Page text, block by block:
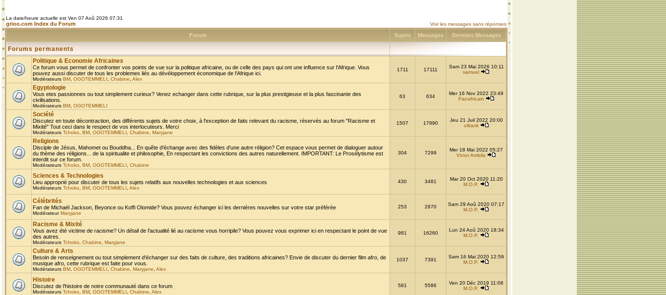
La date/heure actuelle est Ven 07 Aoû 2026 07:31
grioo.com Index du Forum Voir les messages sans réponses
Forum Sujets Messages Derniers Messages
Forums permanents
Politique & Economie Africaines
Ce forum vous permet de confronter vos points de vue sur la politique africaine, ou de celle des pays qui ont une influence sur l'Afrique. Vous
pouvez aussi discuter de tous les problemes liés au dévéloppement économique de l'Afrique ici.
Modérateurs BM OGOTEMMELI Chabine Alex
1711 17111
Sam 23 Mai 2026 10:11
samuel
Egyptologie
Vous etes passionnes ou tout simplement curieux? Venez echanger dans cette rubrique, sur la plus prestigieuse et la plus fascinante des
civilisations.
Modérateurs BM OGOTEMMELI
63 634
Mer 16 Nov 2022 23:49
Panafricain
Société
Discutez en toute décontraction, des différents sujets de votre choix, à l'exception de faits relevant du racisme, réservés au forum "Racisme et
Mixité" Tout ceci dans le respect de vos interlocuteurs. Merci
Modérateurs Tchoko BM OGOTEMMELI Chabine Maryjane
1507 17990
Jeu 21 Juil 2022 20:00
olitank
Religions
Disciple de Jésus, Mahomet ou Bouddha... En quête d'échange avec des fidèles d'une autre réligion? Cet espace vous permet de dialoguer autour
du thème des réligions... de la spiritualite et philosophie, En respectant les convictions des autres naturellement. IMPORTANT: Le Prosélytisme est
interdit sur ce forum.
Modérateurs Tchoko BM OGOTEMMELI Chabine
304 7299
Mer 18 Mai 2022 05:27
Victor Ambila
Sciences & Technologies
Lieu approprié pour discuter de tous les sujets relatifs aux nouvelles technologies et aux sciences
Modérateurs Tchoko BM OGOTEMMELI Alex
430 3481
Mar 20 Oct 2020 11:20
M.O.P.
Célébrités
Fan de Michaël Jackson, Beyonce ou Koffi Olomide? Vous pouvez échanger ici les dernières nouvelles sur votre star préférée
ModérateurMaryjane
253 2870
Sam 29 Aoû 2020 07:17
M.O.P.
Racisme & Mixité
Vous avez été victime de racisme? Un détail de l'actualité lié au racisme vous horripile? Vous pouvez vous exprimer ici en respectant le point de vue
des autres.
Modérateurs Tchoko Chabine Maryjane
981 16260
Lun 24 Aoû 2020 18:34
M.O.P.
Culture & Arts
Besoin de renseignement ou tout simplement d'échanger sur des faits de culture, des traditions africaines? Envie de discuter du dernier film afro, de
musique afro, cette rubrique est faite pour vous.
Modérateurs BM OGOTEMMELI Chabine Maryjane Alex
1037 7391
Sam 16 Mai 2020 12:59
M.O.P.
Histoire
Discutez de l'histoire de notre communauté dans ce forum
Modérateurs Tchoko BM OGOTEMMELI Chabine Alex
581 5586
Ven 20 Déc 2019 11:06
M.O.P.